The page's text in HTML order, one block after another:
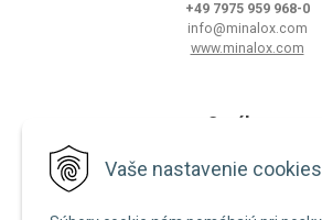
Vaše nastavenie cookies
+49 7975 959 968-0
info@minalox.com
www.minalox.com
O nákupe